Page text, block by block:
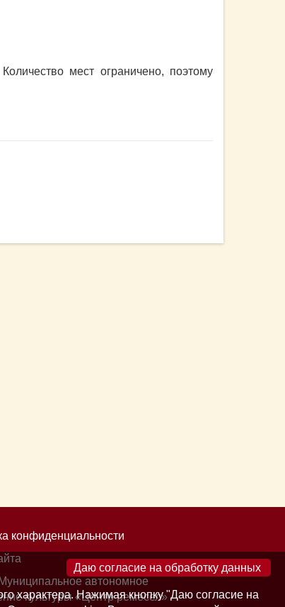
мест ограничено, поэтому
характера. Нажимая кнопку "Даю согласие на
конфиденциальности
автономное
культуры «Центр ремесел»